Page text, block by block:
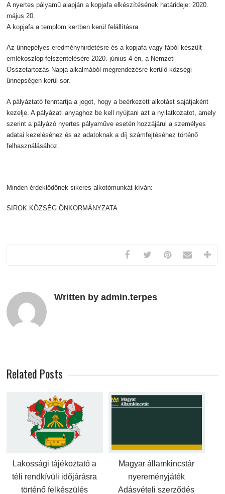
A nyertes pályamű alapján a kopjafa elkészítésének határideje: 2020.
május 20.
A kopjafa a templom kertben kerül felállításra.
Az ünnepélyes eredményhirdetésre és a kopjafa vagy fából készült
emlékoszlop felszentelésére 2020. június 4-én, a Nemzeti
Összetartozás Napja alkalmából megrendezésre kerülő községi
ünnepségen kerül sor.
A pályáztató fenntartja a jogot, hogy a beérkezett alkotást sajátjaként
kezelje. A pályázati anyaghoz be kell nyújtani azt a nyilatkozatot, amely
szerint a pályázó nyertes pályaműve esetén hozzájárul a személyes
adatai kezeléséhez és az adatoknak a díj számfejtéséhez történő
felhasználásához.
Minden érdeklődőnek sikeres alkotómunkát kíván:
SIROK KÖZSÉG ÖNKORMÁNYZATA
Written by admin.terpes
Related Posts
Lakossági tájékoztató a
téli rendkívüli időjárásra
történő felkészülés
Magyar államkincstár
nyereményjáték
Adásvételi szerződés